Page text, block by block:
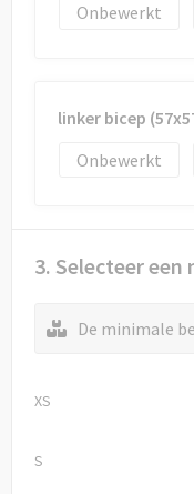
Onbewerkt
linker bicep
Onbewerkt
3. Selecteer een
De minimale
XS
S